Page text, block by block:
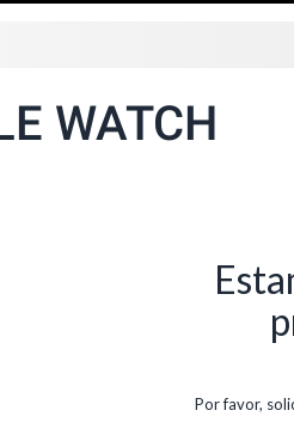
WATCH
Por favor,